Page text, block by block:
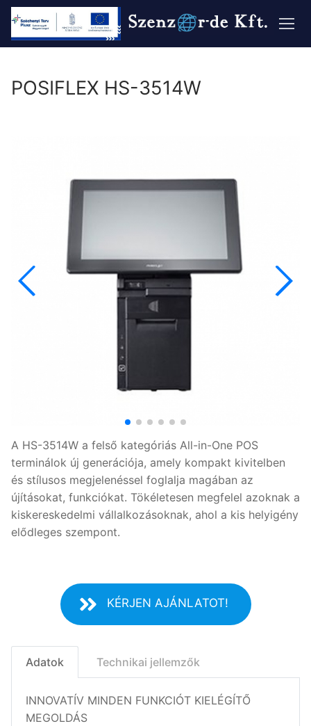
Ugrás
tartalomra
POSIFLEX HS-3514W
A HS-3514W a felső kategóriás All-in-One POS
terminálok új generációja, amely kompakt kivitelben
és stílusos megjelenéssel foglalja magában az
újításokat, funkciókat. Tökéletesen megfelel azoknak a
kiskereskedelmi vállalkozásoknak, ahol a kis helyigény
elődleges szempont.
KÉRJEN AJÁNLATOT!
Adatok Technikai jellemzők
INNOVATÍV MINDEN FUNKCIÓT KIELÉGÍTŐ
MEGOLDÁS